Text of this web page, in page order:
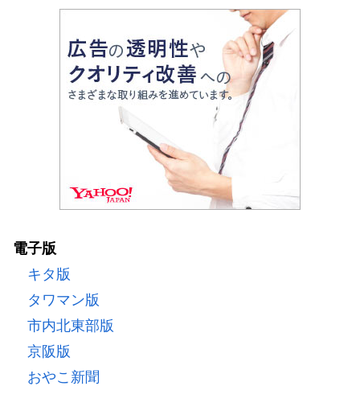
電子版
キタ版
タワマン版
市内北東部版
京阪版
おやこ新聞